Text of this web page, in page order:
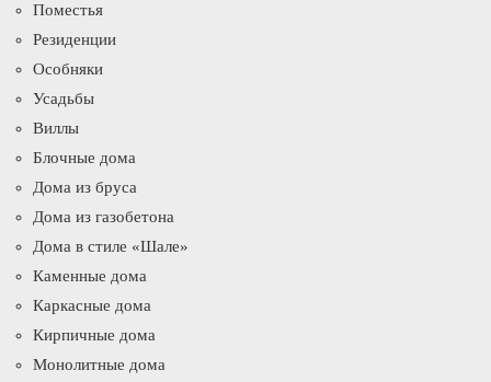
Поместья
Резиденции
Особняки
Усадьбы
Виллы
Блочные дома
Дома из бруса
Дома из газобетона
Дома в стиле «Шале»
Каменные дома
Каркасные дома
Кирпичные дома
Монолитные дома